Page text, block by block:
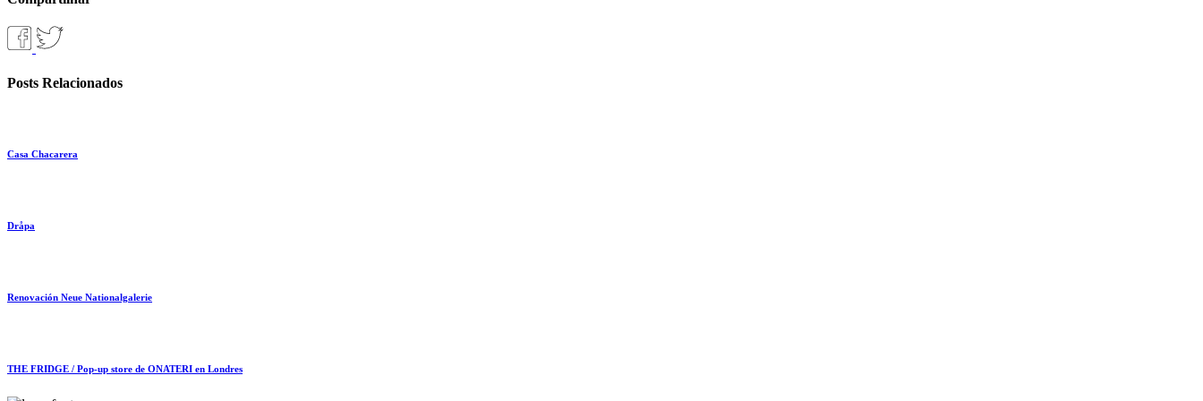
Posts Relacionados
Casa Chacarera
Dråpa
Renovación Neue Nationalgalerie
THE FRIDGE / Pop-up store de ONATERI en Londres